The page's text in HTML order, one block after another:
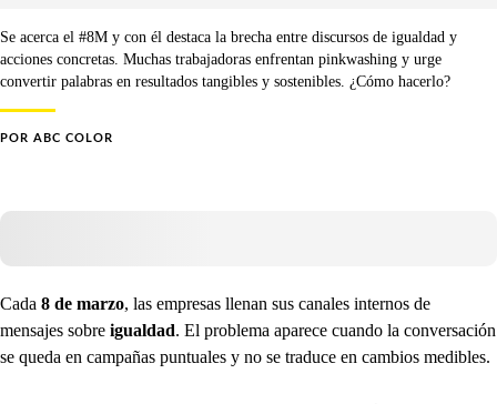
Se acerca el #8M y con él destaca la brecha entre discursos de igualdad y
acciones concretas. Muchas trabajadoras enfrentan pinkwashing y urge
convertir palabras en resultados tangibles y sostenibles. ¿Cómo hacerlo?
POR ABC COLOR
Cada 8 de marzo, las empresas llenan sus canales internos de
mensajes sobre igualdad. El problema aparece cuando la conversación
se queda en campañas puntuales y no se traduce en cambios medibles.